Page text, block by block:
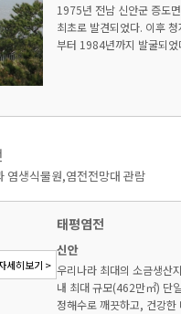
1975년 전남 신안군 증도
최초로 발견되었다. 이후
부터 1984년까지 발굴되었
생식물원,염전전망대 관람
태평염전
신안
우리나라 최대의 소금생산
내 최대 규모(462만㎡) 단
정해수로 깨끗하고, 건강
세히보기 >